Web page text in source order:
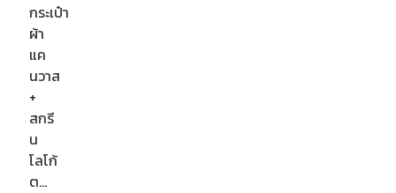
กระเป๋า
ผ้า
แค
นวาส
+
สกรี
น
โลโก้
ต…